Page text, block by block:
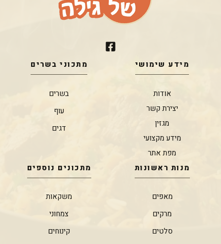
מידע שימושי
אודות
יצירת קשר
מגזין
מידע מקצועי
מפת אתר
מתכוני בשרים
בשרים
עוף
דגים
מנות ראשונות
מאפים
מרקים
סלטים
מתכונים נוספים
משקאות
צמחוני
קינוחים